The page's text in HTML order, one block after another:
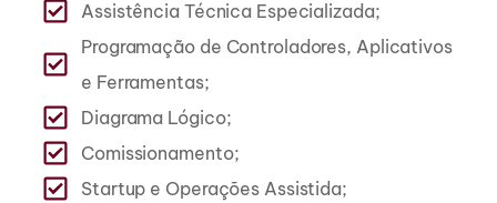
Assistência Técnica Especializada;
Programação de Controladores, Aplicativos
e Ferramentas;
Diagrama Lógico;
Comissionamento;
Startup e Operações Assistida;